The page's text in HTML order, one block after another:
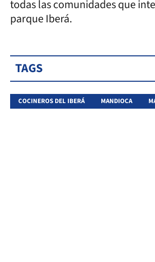
todas las comunidades que
parque Iberá.
TAGS
COCINEROS DEL IBERÁ MANDIOCA